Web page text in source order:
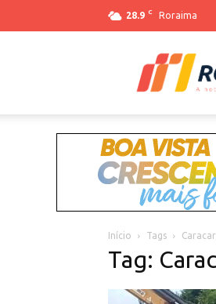
28.9 C Roraima
Início Tags
Tag: